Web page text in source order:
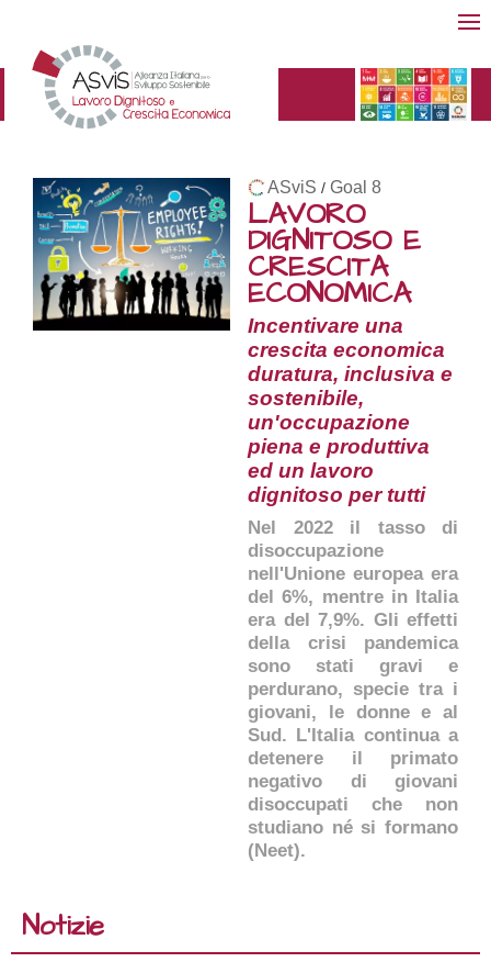
ASviS / Goal 8
LAVORO
DIGNITOSO E
CRESCITA
ECONOMICA
Incentivare una
crescita economica
duratura, inclusiva e
sostenibile,
un'occupazione
piena e produttiva
ed un lavoro
dignitoso per tutti
Nel 2022 il tasso di
disoccupazione
nell'Unione europea era
del 6%, mentre in Italia
era del 7,9%. Gli effetti
della crisi pandemica
sono stati gravi e
perdurano, specie tra i
giovani, le donne e al
Sud. L'Italia continua a
detenere il primato
negativo di giovani
disoccupati che non
studiano né si formano
(Neet).
Notizie